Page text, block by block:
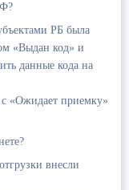
РБ была
«Выдан код» и
данные кода на
с «Ожидает приемку»
внесли